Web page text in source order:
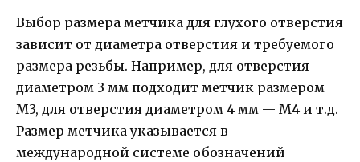
Выбор размера метчика для глухого отверстия
зависит от диаметра отверстия и требуемого
размера резьбы. Например, для отверстия
диаметром 3 мм подходит метчик размером
М3, для отверстия диаметром 4 мм — М4 и т.д.
Размер метчика указывается в
международной системе обозначений